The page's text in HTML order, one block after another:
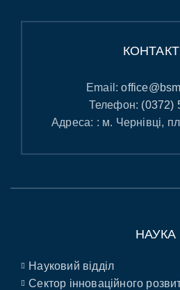
Email:
Телефон: (0372)
Адреса: : м. Чернівці,
НАУКА
Науковий відділ
Сектор інноваційного